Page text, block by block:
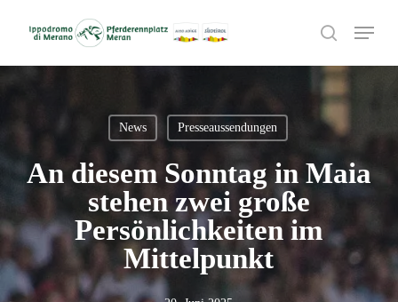
search
Menu
News Presseaussendungen
An diesem Sonntag in Maia
stehen zwei große
Persönlichkeiten im
Mittelpunkt